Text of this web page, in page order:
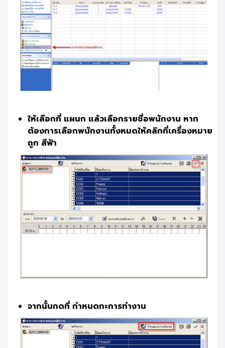
ให้เลือกที่ แผนก แล้วเลือกรายชื่อพนักงาน หาก
ต้องการเลือกพนักงานทั้งหมดให้คลิกที่เครื่องหมาย
ถูก สีฟ้า
จากนั้นกดที่ กำหนดกะการทำงาน